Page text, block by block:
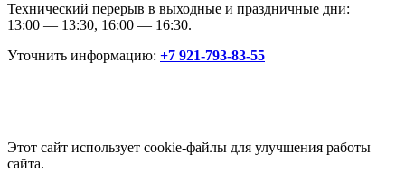
Технический перерыв в выходные и праздничные дни:
13:00 — 13:30, 16:00 — 16:30.
Уточнить информацию: +7 921-793-83-55
Этот сайт использует cookie-файлы для улучшения работы
сайта.